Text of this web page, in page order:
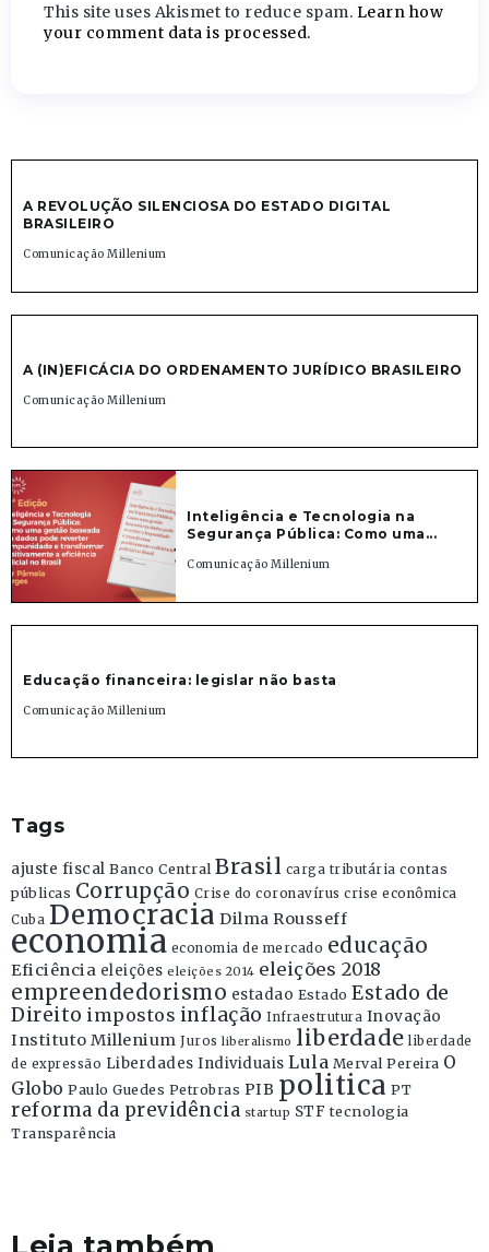
This site uses Akismet to reduce spam. Learn how
your comment data is processed.
A REVOLUÇÃO SILENCIOSA DO ESTADO DIGITAL
BRASILEIRO
Comunicação Millenium
A (IN)EFICÁCIA DO ORDENAMENTO JURÍDICO BRASILEIRO
Comunicação Millenium
Inteligência e Tecnologia na
Segurança Pública: Como uma...
Comunicação Millenium
Educação financeira: legislar não basta
Comunicação Millenium
Tags
ajuste fiscal Banco Central Brasil carga tributária contas
públicas Corrupção Crise do coronavírus crise econômica
Cuba Democracia Dilma Rousseff
economia economia de mercado educação
Eficiência eleições eleições 2014 eleições 2018
empreendedorismo estadao Estado Estado de
Direito impostos inflação Infraestrutura Inovação
Instituto Millenium Juros liberalismo liberdade liberdade
de expressão Liberdades Individuais Lula Merval Pereira O
Globo Paulo Guedes Petrobras PIB politica PT
reforma da previdência startup STF tecnologia
Transparência
Leia também